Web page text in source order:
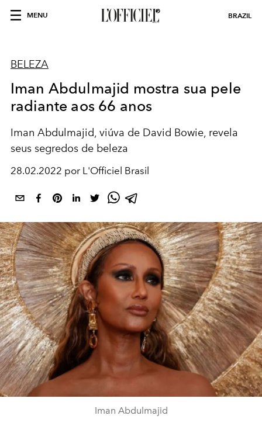
MENU BRAZIL
BELEZA
Iman Abdulmajid mostra sua pele
radiante aos 66 anos
Iman Abdulmajid, viúva de David Bowie, revela
seus segredos de beleza
28.02.2022 por L'Officiel Brasil
Iman Abdulmajid